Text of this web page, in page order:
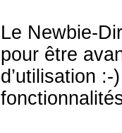
Le Newbie-
pour être
d’utilisation